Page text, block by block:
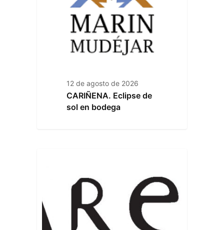
12 de agosto de 2026
CARIÑENA. Eclipse de
sol en bodega